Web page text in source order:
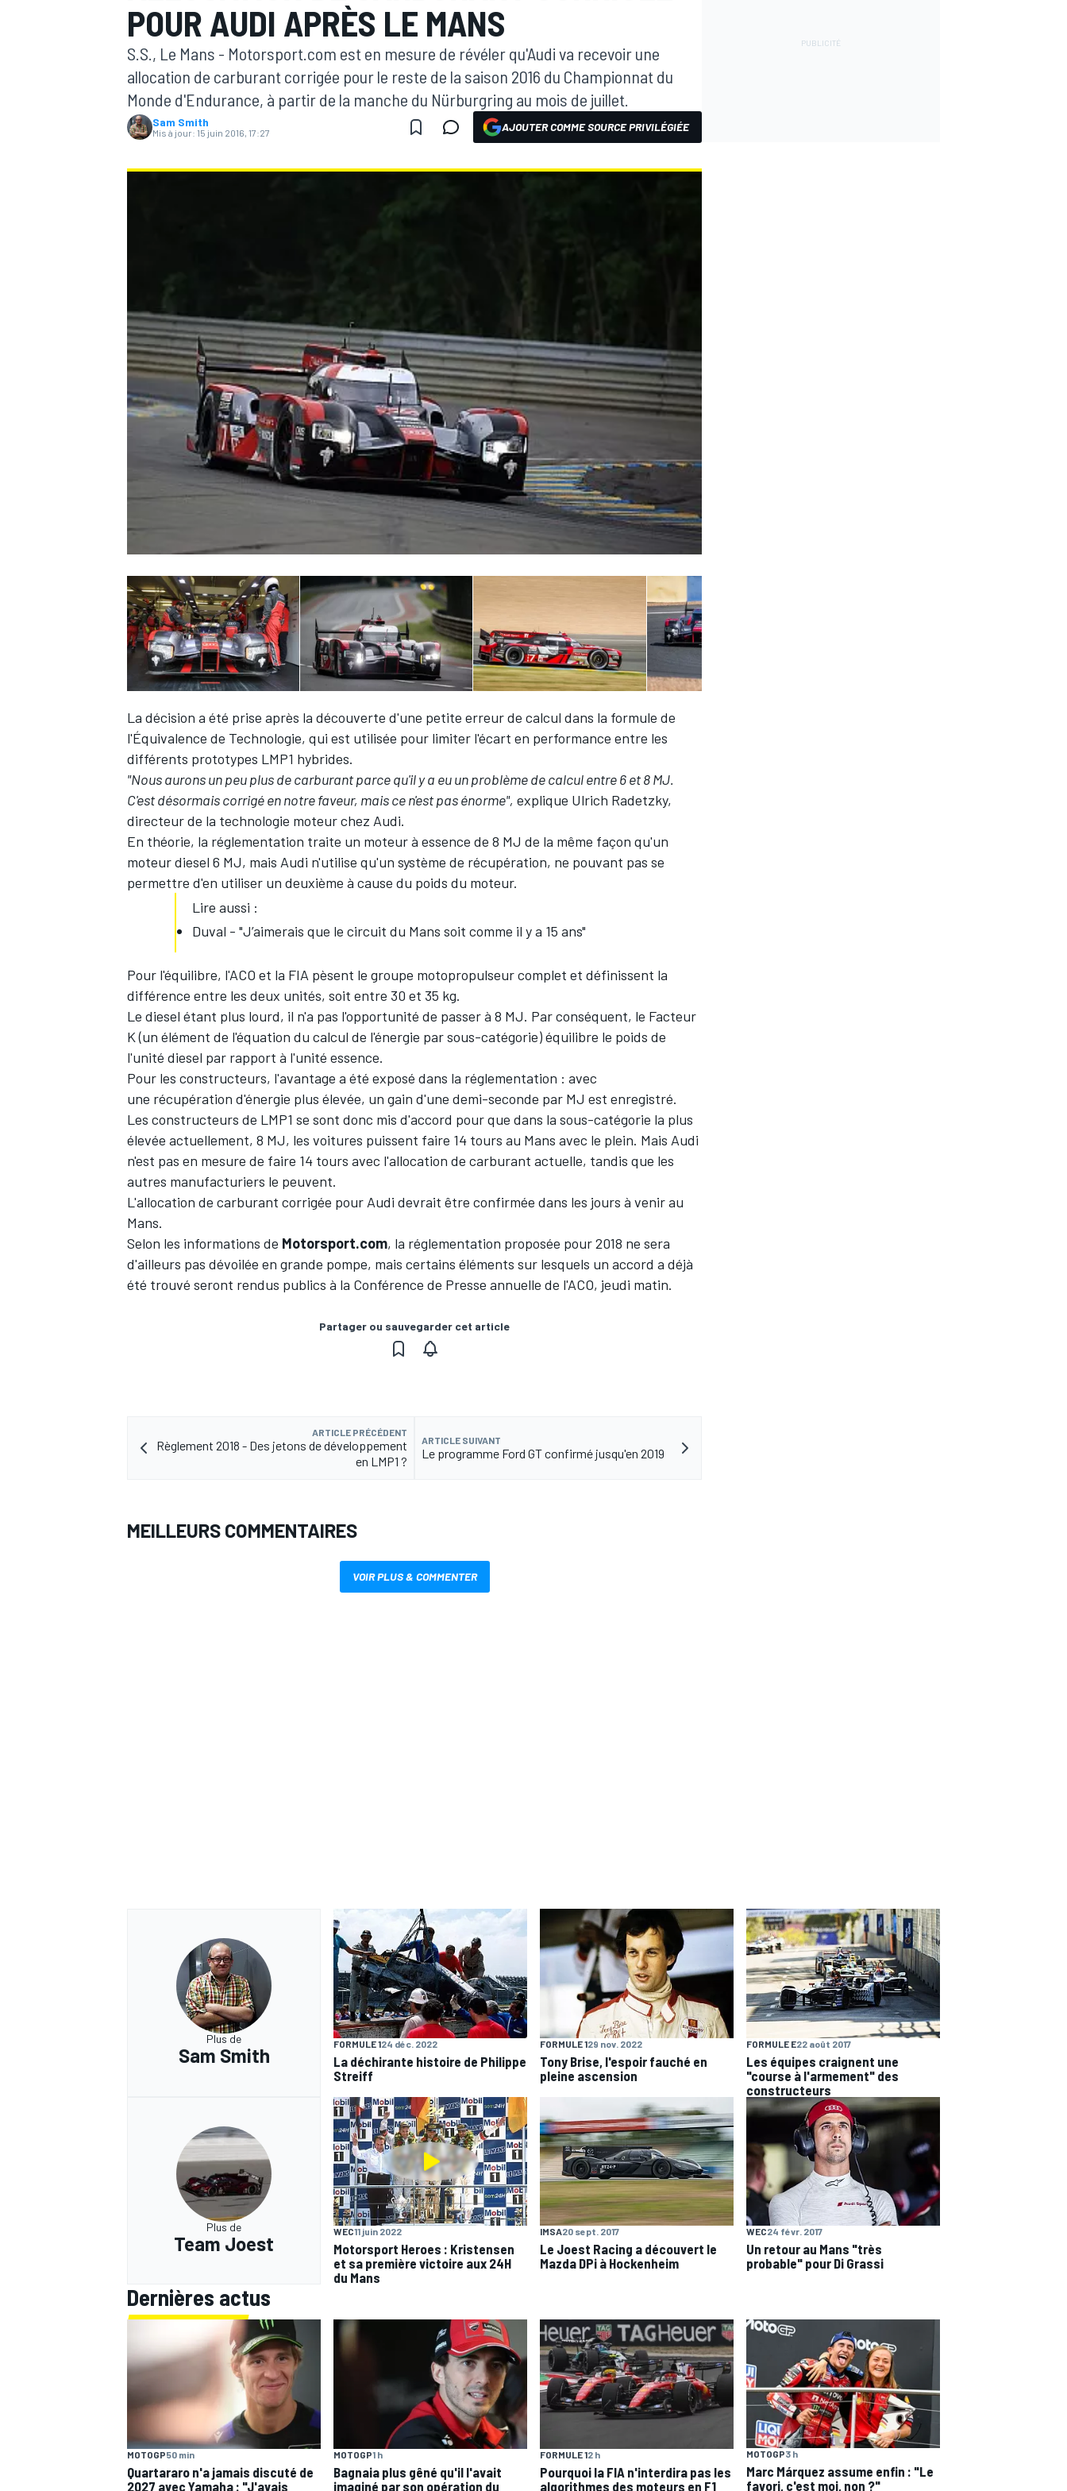
MOTOGP
WRC
WEC
AUTRES CHAMPIONNATS
POUR AUDI APRÈS LE MANS
S.S., Le Mans - Motorsport.com est en mesure de révéler qu'Audi va recevoir une
allocation de carburant corrigée pour le reste de la saison 2016 du Championnat du
Monde d'Endurance, à partir de la manche du Nürburgring au mois de juillet.
Sam Smith
Mis à jour: 15 juin 2016, 17:27 AJOUTER COMME SOURCE PRIVILÉGIÉE
La décision a été prise après la découverte d'une petite erreur de calcul dans la formule de
l'Équivalence de Technologie, qui est utilisée pour limiter l'écart en performance entre les
différents prototypes LMP1 hybrides.
"Nous aurons un peu plus de carburant parce qu'il y a eu un problème de calcul entre 6 et 8 MJ.
C'est désormais corrigé en notre faveur, mais ce n'est pas énorme", explique Ulrich Radetzky,
directeur de la technologie moteur chez Audi.
En théorie, la réglementation traite un moteur à essence de 8 MJ de la même façon qu'un
moteur diesel 6 MJ, mais Audi n'utilise qu'un système de récupération, ne pouvant pas se
permettre d'en utiliser un deuxième à cause du poids du moteur.
Lire aussi :
Duval - "J’aimerais que le circuit du Mans soit comme il y a 15 ans"
Pour l'équilibre, l'ACO et la FIA pèsent le groupe motopropulseur complet et définissent la
différence entre les deux unités, soit entre 30 et 35 kg.
Le diesel étant plus lourd, il n'a pas l'opportunité de passer à 8 MJ. Par conséquent, le Facteur
K (un élément de l'équation du calcul de l'énergie par sous-catégorie) équilibre le poids de
l'unité diesel par rapport à l'unité essence.
Pour les constructeurs, l'avantage a été exposé dans la réglementation : avec
une récupération d'énergie plus élevée, un gain d'une demi-seconde par MJ est enregistré.
Les constructeurs de LMP1 se sont donc mis d'accord pour que dans la sous-catégorie la plus
élevée actuellement, 8 MJ, les voitures puissent faire 14 tours au Mans avec le plein. Mais Audi
n'est pas en mesure de faire 14 tours avec l'allocation de carburant actuelle, tandis que les
autres manufacturiers le peuvent.
L'allocation de carburant corrigée pour Audi devrait être confirmée dans les jours à venir au
Mans.
Selon les informations de Motorsport.com, la réglementation proposée pour 2018 ne sera
d'ailleurs pas dévoilée en grande pompe, mais certains éléments sur lesquels un accord a déjà
été trouvé seront rendus publics à la Conférence de Presse annuelle de l'ACO, jeudi matin.
Partager ou sauvegarder cet article
ARTICLE PRÉCÉDENT
Règlement 2018 - Des jetons de développement
en LMP1 ?
ARTICLE SUIVANT
Le programme Ford GT confirmé jusqu'en 2019
MEILLEURS COMMENTAIRES
VOIR PLUS & COMMENTER
Plus de
Sam Smith
FORMULE 124 déc. 2022
La déchirante histoire de Philippe
Streiff
FORMULE 129 nov. 2022
Tony Brise, l'espoir fauché en
pleine ascension
FORMULE E22 août 2017
Les équipes craignent une
"course à l'armement" des
constructeurs
Plus de
Team Joest
WEC11 juin 2022
Motorsport Heroes : Kristensen
et sa première victoire aux 24H
du Mans
IMSA20 sept. 2017
Le Joest Racing a découvert le
Mazda DPi à Hockenheim
WEC24 févr. 2017
Un retour au Mans "très
probable" pour Di Grassi
Dernières actus
MOTOGP50 min
Quartararo n'a jamais discuté de
2027 avec Yamaha : "J'avais
MOTOGP1 h
Bagnaia plus gêné qu'il l'avait
imaginé par son opération du
FORMULE 12 h
Pourquoi la FIA n'interdira pas les
algorithmes des moteurs en F1
MOTOGP3 h
Marc Márquez assume enfin : "Le
favori, c'est moi, non ?"